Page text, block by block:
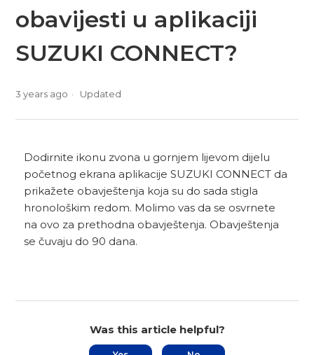
obavijesti u aplikaciji
SUZUKI CONNECT?
3 years ago Updated
Dodirnite ikonu zvona u gornjem lijevom dijelu
početnog ekrana aplikacije SUZUKI CONNECT da
prikažete obavještenja koja su do sada stigla
hronološkim redom. Molimo vas da se osvrnete
na ovo za prethodna obavještenja. Obavještenja
se čuvaju do 90 dana.
Was this article helpful?